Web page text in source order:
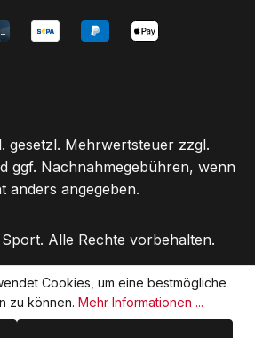
gesetzl. Mehrwertsteuer zzgl.
ggf. Nachnahmegebühren, wenn
anders angegeben.
Alle Rechte vorbehalten.
Cookies, um eine bestmögliche
zu können. Mehr Informationen ...